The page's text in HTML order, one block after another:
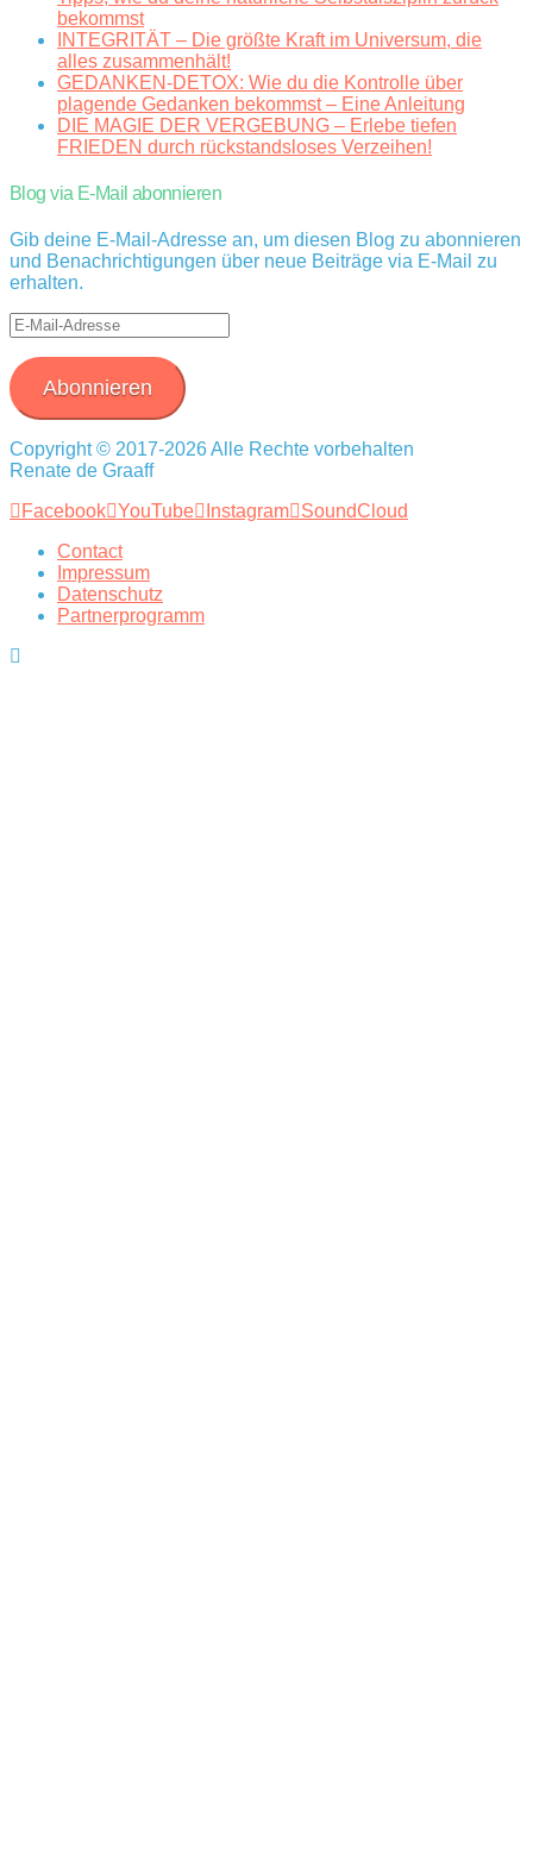
bekommst
INTEGRITÄT – Die größte Kraft im Universum, die
alles zusammenhält!
GEDANKEN-DETOX: Wie du die Kontrolle über
plagende Gedanken bekommst – Eine Anleitung
DIE MAGIE DER VERGEBUNG – Erlebe tiefen
FRIEDEN durch rückstandsloses Verzeihen!
Blog via E-Mail abonnieren
Gib deine E-Mail-Adresse an, um diesen Blog zu abonnieren
und Benachrichtigungen über neue Beiträge via E-Mail zu
erhalten.
E-
Mail-
Adresse
Abonnieren
Copyright © 2017-2026 Alle Rechte vorbehalten
Renate de Graaff
Facebook YouTube Instagram
SoundCloud
Contact
Impressum
Datenschutz
Partnerprogramm